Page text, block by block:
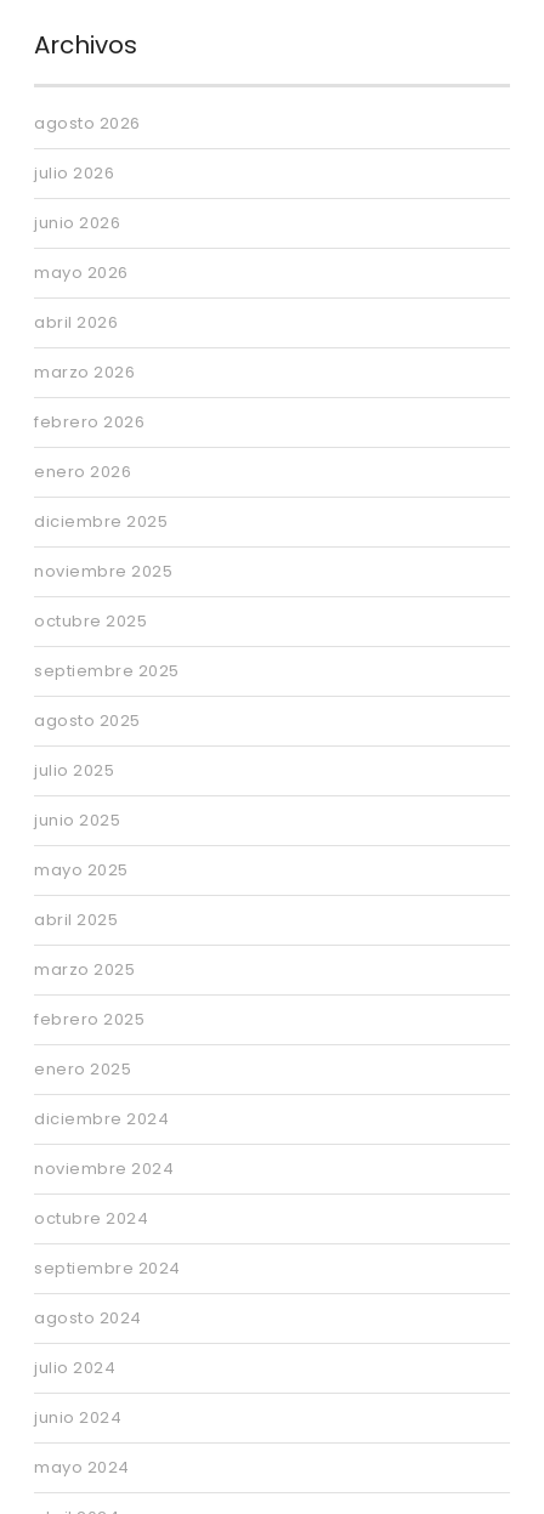
Archivos
agosto 2026
julio 2026
junio 2026
mayo 2026
abril 2026
marzo 2026
febrero 2026
enero 2026
diciembre 2025
noviembre 2025
octubre 2025
septiembre 2025
agosto 2025
julio 2025
junio 2025
mayo 2025
abril 2025
marzo 2025
febrero 2025
enero 2025
diciembre 2024
noviembre 2024
octubre 2024
septiembre 2024
agosto 2024
julio 2024
junio 2024
mayo 2024